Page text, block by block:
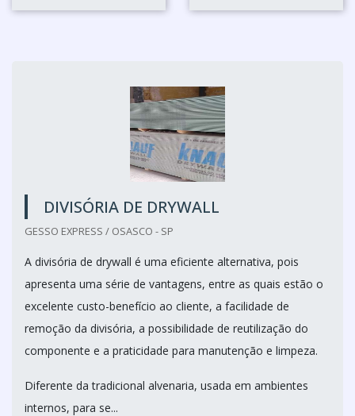
DIVISÓRIA DE DRYWALL
GESSO EXPRESS / OSASCO - SP
A divisória de drywall é uma eficiente alternativa, pois
apresenta uma série de vantagens, entre as quais estão o
excelente custo-benefício ao cliente, a facilidade de
remoção da divisória, a possibilidade de reutilização do
componente e a praticidade para manutenção e limpeza.
Diferente da tradicional alvenaria, usada em ambientes
internos, para se...